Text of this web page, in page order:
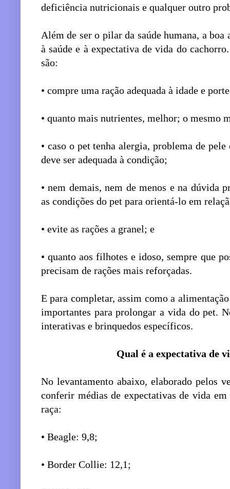
deficiência nutricionais e qualquer outro
Além de ser o pilar da saúde humana, a
à saúde e à expectativa de vida do
são:
• compre uma ração adequada à idade e
• quanto mais nutrientes, melhor; o mesmo
• caso o pet tenha alergia, problema de
deve ser adequada à condição;
• nem demais, nem de menos e na dúvida
as condições do pet para orientá-lo em
• evite as rações a granel; e
• quanto aos filhotes e idoso, sempre que
precisam de rações mais reforçadas.
E para completar, assim como a
importantes para prolongar a vida do pet.
interativas e brinquedos específicos.
Qual é a expectativa de
No levantamento abaixo, elaborado pelos
conferir médias de expectativas de vida
raça:
• Beagle: 9,8;
• Border Collie: 12,1;